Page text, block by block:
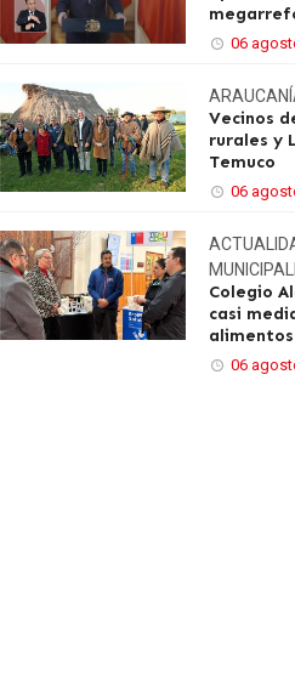
06
Vecinos
rurales y
Temuco
06
Colegio
casi
alimentos
06